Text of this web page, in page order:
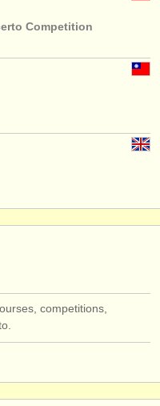
Competition
competitions,